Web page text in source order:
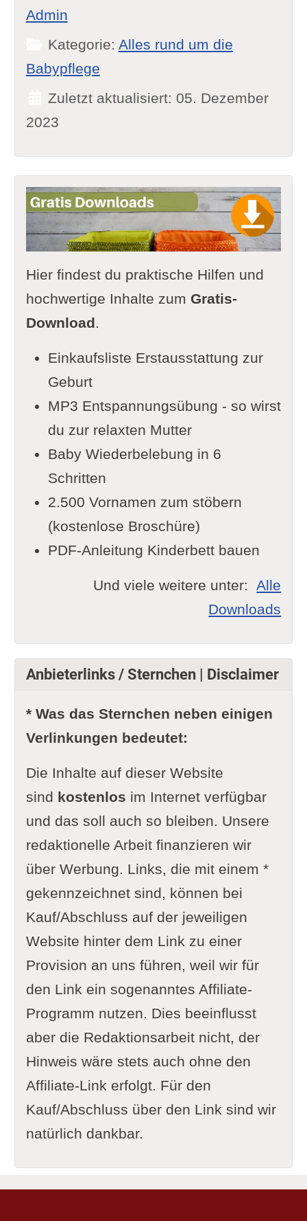
Admin
Kategorie: Alles rund um die
Babypflege
Zuletzt aktualisiert: 05. Dezember
2023
Hier findest du praktische Hilfen und
hochwertige Inhalte zum Gratis-
Download.
Einkaufsliste Erstausstattung zur
Geburt
MP3 Entspannungsübung - so wirst
du zur relaxten Mutter
Baby Wiederbelebung in 6
Schritten
2.500 Vornamen zum stöbern
(kostenlose Broschüre)
PDF-Anleitung Kinderbett bauen
Und viele weitere unter:Alle
Downloads
Anbieterlinks / Sternchen | Disclaimer
* Was das Sternchen neben einigen
Verlinkungen bedeutet:
Die Inhalte auf dieser Website
sind kostenlos im Internet verfügbar
und das soll auch so bleiben. Unsere
redaktionelle Arbeit finanzieren wir
über Werbung. Links, die mit einem *
gekennzeichnet sind, können bei
Kauf/Abschluss auf der jeweiligen
Website hinter dem Link zu einer
Provision an uns führen, weil wir für
den Link ein sogenanntes Affiliate-
Programm nutzen. Dies beeinflusst
aber die Redaktionsarbeit nicht, der
Hinweis wäre stets auch ohne den
Affiliate-Link erfolgt. Für den
Kauf/Abschluss über den Link sind wir
natürlich dankbar.